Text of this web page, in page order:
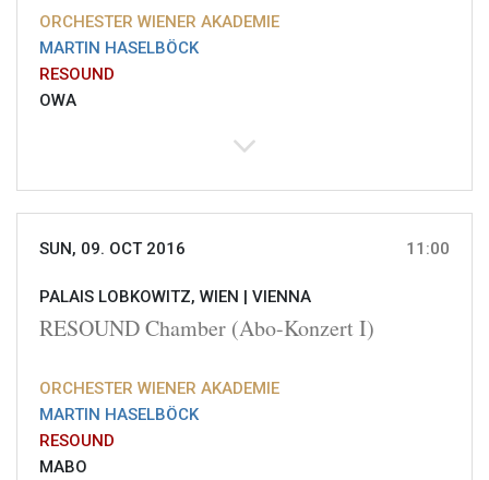
ORCHESTER WIENER AKADEMIE
MARTIN HASELBÖCK
RESOUND
OWA
SUN, 09. OCT 2016 11:00
PALAIS LOBKOWITZ, WIEN | VIENNA
RESOUND Chamber (Abo-Konzert I)
ORCHESTER WIENER AKADEMIE
MARTIN HASELBÖCK
RESOUND
MABO